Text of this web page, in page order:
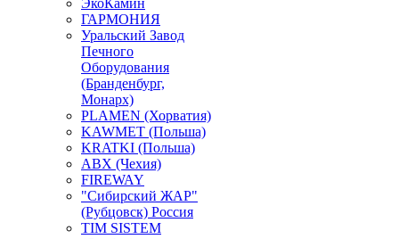
ЭкоКамин
ГАРМОНИЯ
Уральский Завод
Печного
Оборудования
(Бранденбург,
Монарх)
PLAMEN (Хорватия)
KAWMET (Польша)
KRATKI (Польша)
ABX (Чехия)
FIREWAY
"Сибирский ЖАР"
(Рубцовск) Россия
TIM SISTEM